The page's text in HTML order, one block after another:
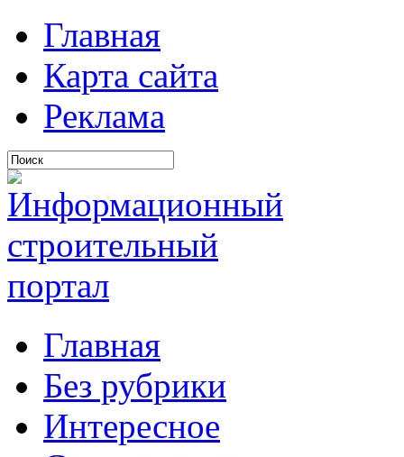
Главная
Карта сайта
Реклама
Главная
Без рубрики
Интересное